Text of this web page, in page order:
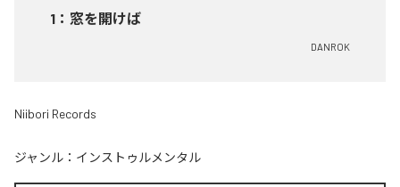
1 ： 窓を開けば
DANROK
Niibori Records
ジャンル： インストゥルメンタル